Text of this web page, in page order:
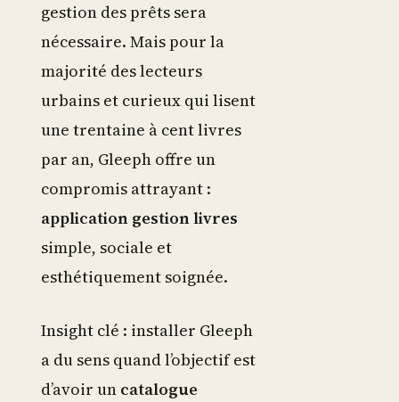
gestion des prêts sera
nécessaire. Mais pour la
majorité des lecteurs
urbains et curieux qui lisent
une trentaine à cent livres
par an, Gleeph offre un
compromis attrayant :
application gestion livres
simple, sociale et
esthétiquement soignée.
Insight clé : installer Gleeph
a du sens quand l’objectif est
d’avoir un catalogue